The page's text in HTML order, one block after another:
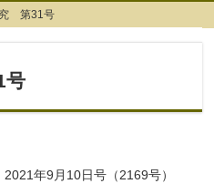
第31号
号
2021年9月10日号（2169号）